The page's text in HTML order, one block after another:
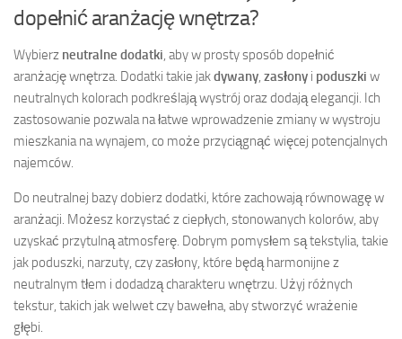
dopełnić aranżację wnętrza?
Wybierz neutralne dodatki , aby w prosty sposób dopełnić
aranżację wnętrza. Dodatki takie jakdywany zasłony i poduszki w
neutralnych kolorach podkreślają wystrój oraz dodają elegancji. Ich
zastosowanie pozwala na łatwe wprowadzenie zmiany w wystroju
mieszkania na wynajem, co może przyciągnąć więcej potencjalnych
najemców.
Do neutralnej bazy dobierz dodatki, które zachowają równowagę w
aranżacji. Możesz korzystać z ciepłych, stonowanych kolorów, aby
uzyskać przytulną atmosferę. Dobrym pomysłem są tekstylia, takie
jak poduszki, narzuty, czy zasłony, które będą harmonijne z
neutralnym tłem i dodadzą charakteru wnętrzu. Użyj różnych
tekstur, takich jak welwet czy bawełna, aby stworzyć wrażenie
głębi.